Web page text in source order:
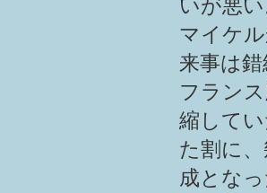
いが悪
マイケ
来事は
フラン
縮して
た割に
成とな